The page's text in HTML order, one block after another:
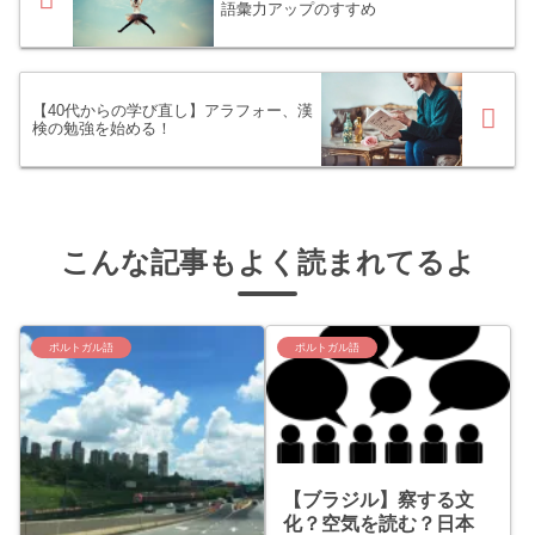
語彙力アップのすすめ
【40代からの学び直し】アラフォー、漢
検の勉強を始める！
こんな記事もよく読まれてるよ
ポルトガル語 ポルトガル語
【ブラジル】察する文
化？空気を読む？日本